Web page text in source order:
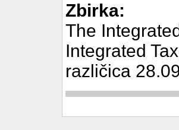
Zbirka:
The
Integrated
različica